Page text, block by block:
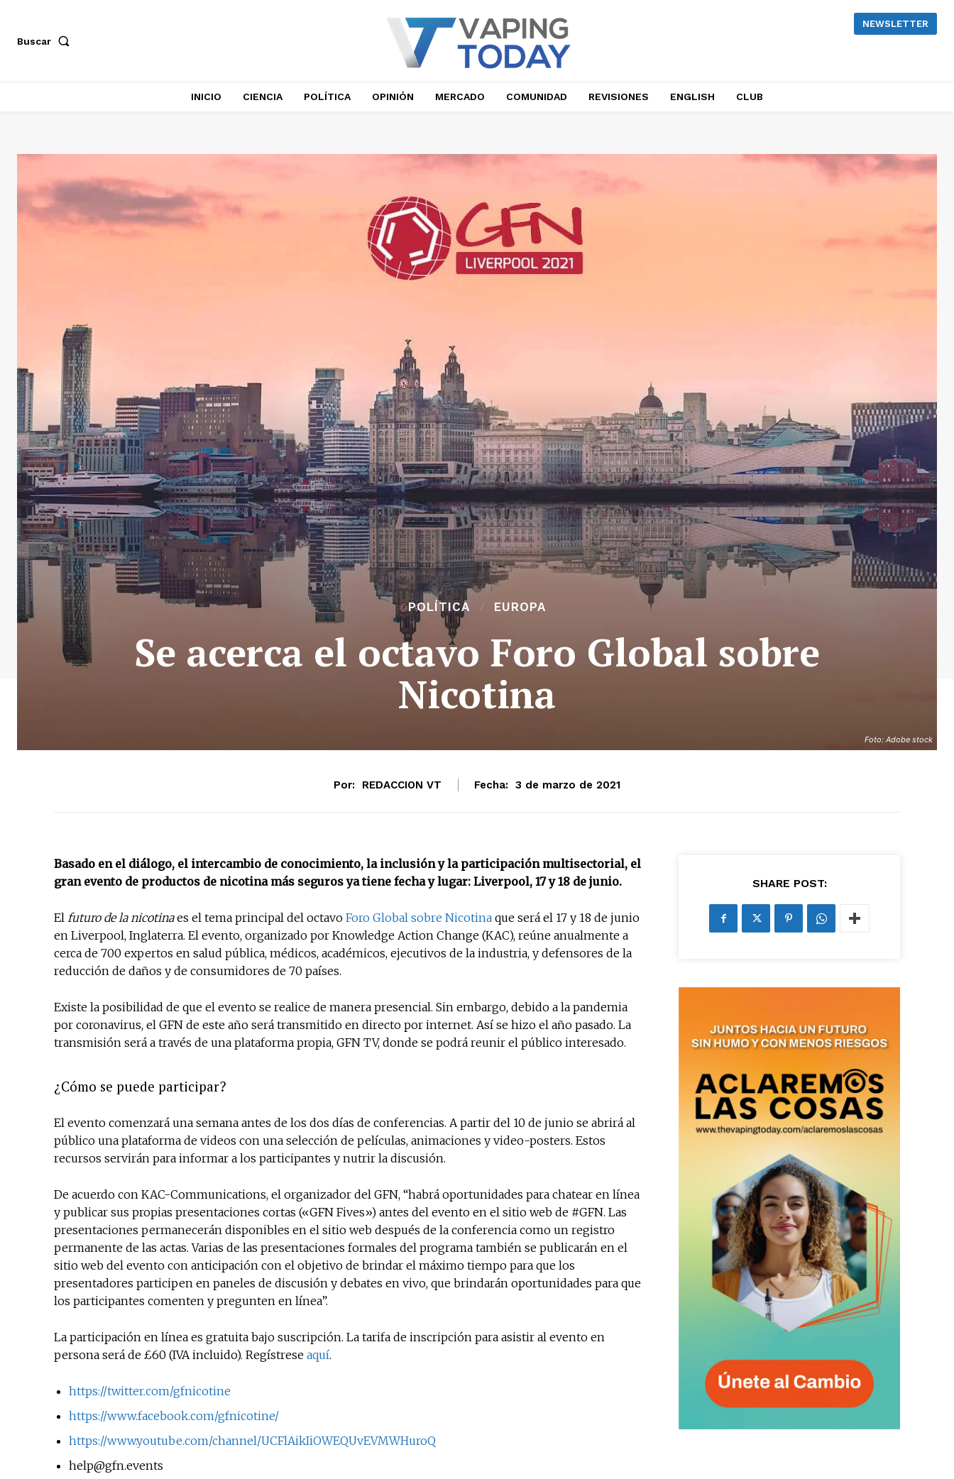
Suscríbete a nuestro boletín diario y recibe todas las
noticias del vapeo y la reducción de daños en tu correo
Subscribe to our daily clipping and receive all the news
of vaping and tobacco harm reduction in your email.
Buscar
NEWSLETTER
INICIO CIENCIA POLÍTICA OPINIÓN MERCADO COMUNIDAD REVISIONES ENGLISH CLUB
Foto: Adobe stock
POLÍTICA EUROPA
Se acerca el octavo Foro Global sobre
Nicotina
Por: REDACCION VT Fecha: 3 de marzo de 2021
Basado en el diálogo, el intercambio de conocimiento, la inclusión y la participación multisectorial, el
gran evento de productos de nicotina más seguros ya tiene fecha y lugar: Liverpool, 17 y 18 de junio.
El futuro de la nicotinaes el tema principal del octavo Foro Global sobre Nicotina que será el 17 y 18 de junio
en Liverpool, Inglaterra. El evento, organizado por Knowledge Action Change (KAC), reúne anualmente a
cerca de 700 expertos en salud pública, médicos, académicos, ejecutivos de la industria, y defensores de la
reducción de daños y de consumidores de 70 países.
Existe la posibilidad de que el evento se realice de manera presencial. Sin embargo, debido a la pandemia
por coronavirus, el GFN de este año será transmitido en directo por internet. Así se hizo el año pasado. La
transmisión será a través de una plataforma propia, GFN TV, donde se podrá reunir el público interesado.
¿Cómo se puede participar?
El evento comenzará una semana antes de los dos días de conferencias. A partir del 10 de junio se abrirá al
público una plataforma de videos con una selección de películas, animaciones y video-posters. Estos
recursos servirán para informar a los participantes y nutrir la discusión.
De acuerdo con KAC-Communications, el organizador del GFN, “habrá oportunidades para chatear en línea
y publicar sus propias presentaciones cortas («GFN Fives») antes del evento en el sitio web de #GFN. Las
presentaciones permanecerán disponibles en el sitio web después de la conferencia como un registro
permanente de las actas. Varias de las presentaciones formales del programa también se publicarán en el
sitio web del evento con anticipación con el objetivo de brindar el máximo tiempo para que los
presentadores participen en paneles de discusión y debates en vivo, que brindarán oportunidades para que
los participantes comenten y pregunten en línea”.
La participación en línea es gratuita bajo suscripción. La tarifa de inscripción para asistir al evento en
persona será de £60 (IVA incluido). Regístrese aquí.
https://twitter.com/gfnicotine
https://www.facebook.com/gfnicotine/
https://www.youtube.com/channel/UCFlAikIiOWEQUvEVMWHuroQ
help@gfn.events
SHARE POST: